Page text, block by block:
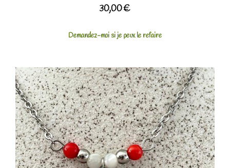
30,00€
Demandez-moi si je peux le refaire